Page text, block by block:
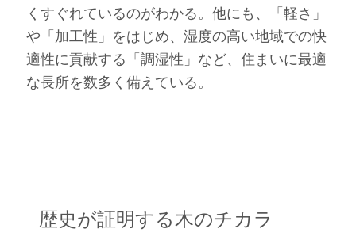
くすぐれているのがわかる。他にも、「軽さ」
や「加工性」をはじめ、湿度の高い地域での快
適性に貢献する「調湿性」など、住まいに最適
な長所を数多く備えている。
歴史が証明する木のチカラ